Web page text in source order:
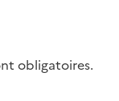
obligatoires.